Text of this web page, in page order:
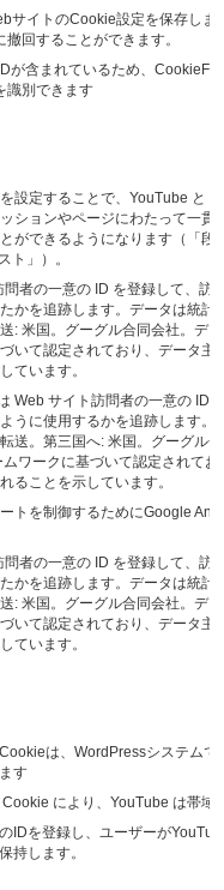
サイトのCookie設定を保存しま
回することができます。
が含まれているため、
識別できます
設定することで、YouTube と
ションやページにわたって一貫
ができるようになります（「段
ト」）。
問者の一意の ID を登録して、訪
かを追跡します。データは統計
: 米国。グーグル合同会社。デ
いて認定されており、データ主
ています。
Web サイト訪問者の一意の ID
うに使用するかを追跡します。
送。第三国へ: 米国。グーグル
ワークに基づいて認定されて
ることを示しています。
トを制御するためにGoogle
問者の一意の ID を登録して、訪
かを追跡します。データは統計
: 米国。グーグル合同会社。デ
いて認定されており、データ主
ています。
は、WordPressシステム
す
Cookie により、YouTube は帯域
IDを登録し、ユーザーが
持します。